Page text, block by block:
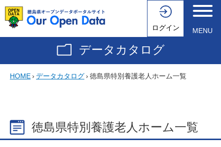
ログイン MENU
データカタログ
HOME› データカタログ› 徳島県特別養護老人ホーム一覧
徳島県特別養護老人ホーム一覧